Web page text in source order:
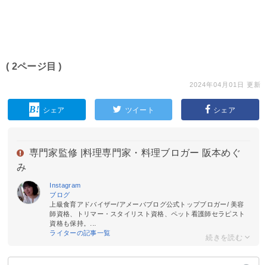
( 2ページ目 )
2024年04月01日 更新
シェア ツイート シェア
専門家監修 | 料理専門家・料理ブロガー 阪本めぐ
み
Instagram
ブログ
上級食育アドバイザー/アメーバブログ公式トップブロガー/ 美容
師資格、トリマー・スタイリスト資格、ペット看護師セラピスト
資格も保持。...
ライターの記事一覧